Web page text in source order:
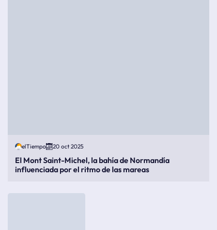
elTiempo 20 oct 2025
El Mont Saint-Michel, la bahía de Normandía
influenciada por el ritmo de las mareas